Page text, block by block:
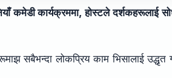
कमेडी कार्यक्रममा, होस्टले दर्शकहरूलाई
सबैभन्दा लोकप्रिय काम भिसालाई उद्धृत